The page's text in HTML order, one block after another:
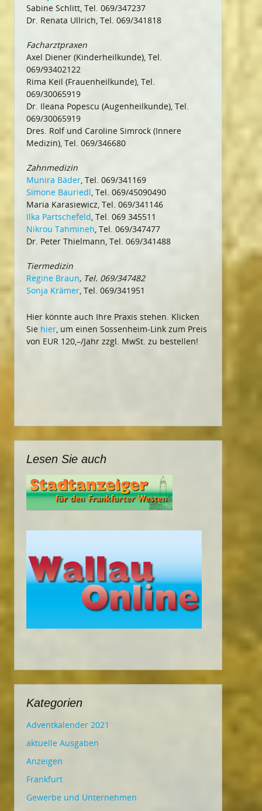
Sabine Schlitt, Tel. 069/347237
Dr. Renata Ullrich, Tel. 069/341818
Facharztpraxen
Axel Diener (Kinderheilkunde), Tel.
069/93402122
Rima Keil (Frauenheilkunde), Tel.
069/30065919
Dr. Ileana Popescu (Augenheilkunde), Tel.
069/30065919
Dres. Rolf und Caroline Simrock (Innere
Medizin), Tel. 069/346680
Zahnmedizin
Munira Bäder, Tel. 069/341169
Simone Bauriedl, Tel. 069/45090490
Maria Karasiewicz, Tel. 069/341146
Ilka Partschefeld, Tel. 069 345511
Nikrou Tahmineh, Tel. 069/347477
Dr. Peter Thielmann, Tel. 069/341488
Tiermedizin
Regine Braun, Tel. 069/347482
Sonja Krämer, Tel. 069/341951
Hier könnte auch Ihre Praxis stehen. Klicken
Sie hier, um einen Sossenheim-Link zum Preis
von EUR 120,–/Jahr zzgl. MwSt. zu bestellen!
Lesen Sie auch
Kategorien
Adventkalender 2021
aktuelle Ausgaben
Anzeigen
Frankfurt
Gewerbe und Unternehmen